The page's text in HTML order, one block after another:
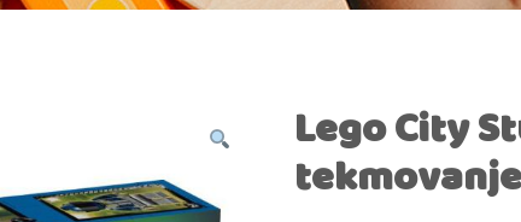
Lego City
tekmovanje